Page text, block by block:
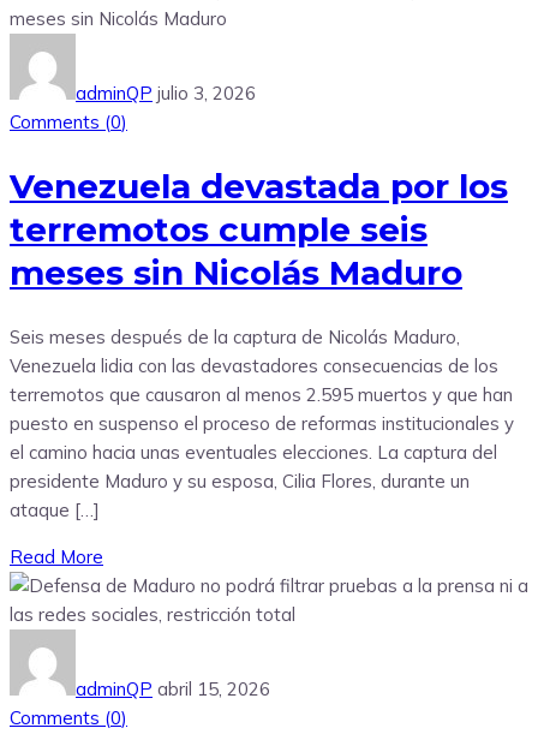
adminQP julio 3, 2026
Comments (0)
Venezuela devastada por los
terremotos cumple seis
meses sin Nicolás Maduro
Seis meses después de la captura de Nicolás Maduro,
Venezuela lidia con las devastadores consecuencias de los
terremotos que causaron al menos 2.595 muertos y que han
puesto en suspenso el proceso de reformas institucionales y
el camino hacia unas eventuales elecciones. La captura del
presidente Maduro y su esposa, Cilia Flores, durante un
ataque […]
Read More
adminQP abril 15, 2026
Comments (0)